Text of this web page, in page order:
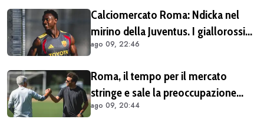
Calciomercato Roma: Ndicka nel
mirino della Juventus. I giallorossi
chiedono 30 milioni di euro
ago 09, 22:46
Roma, il tempo per il mercato
stringe e sale la preoccupazione
della tifoseria: ancora troppe caselle
ago 09, 20:44